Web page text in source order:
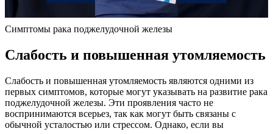
Симптомы рака поджелудочной железы
Слабость и повышенная утомляемость
Слабость и повышенная утомляемость являются одними из
первых симптомов, которые могут указывать на развитие рака
поджелудочной железы. Эти проявления часто не
воспринимаются всерьез, так как могут быть связаны с
обычной усталостью или стрессом. Однако, если вы